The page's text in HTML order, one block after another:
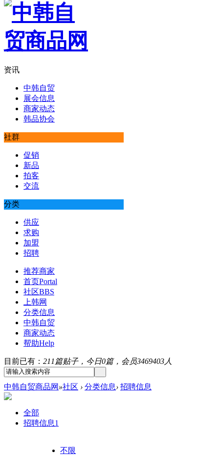
资讯
中韩自贸
展会信息
商家动态
韩品协会
社群
促销
新品
拍客
交流
分类
供应
求购
加盟
招聘
推荐商家
首页Portal
社区BBS
上韩网
分类信息
中韩自贸
商家动态
帮助Help
目前已有： 211篇贴子，今日0篇，会员3469403人
中韩自贸商品网 »社区 › 分类信息› 招聘信息
全部
招聘信息1
不限